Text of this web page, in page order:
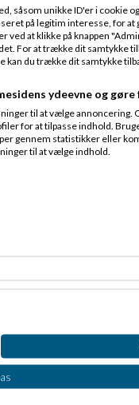
op af bakke for hele
Dalsgaard
en/flere måder en direktør kan få
01-2013 kl. 15:00
taget fifles der så
ingen vægt
ser noget via
denne del også i
liket noget.
lidt til at stille sig op på
af bagefter når vi
fungere vi nu engang
såsom unikke ID'er i cookie
på legitim interesse, for
at klikke på knappen
For at trække dit samtykke
du trække dit samtykke
ydeevne og gøre
til at vælge
for at tilpasse indhold.
gennem statistikker eller
til at vælge indhold.